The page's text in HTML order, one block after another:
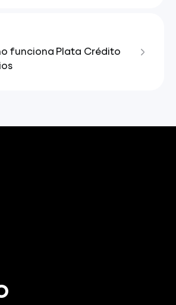
funciona Plata Crédito